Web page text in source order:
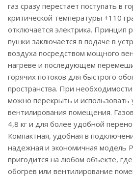
газ сразу перестает поступать в
критической температуры +110
отключается электрика. Принцип
пушки заключается в подаче в
воздуха посредством мощного
нагреве и последующем
горячих потоков для быстрого
пространства. При
можно перекрыть и использовать
вентилирования помещения.
4,8 кг и для более удобной
Компактная, удобная в
надежная и экономичная модель
пригодится на любом объекте,
обогрев или вентилирование